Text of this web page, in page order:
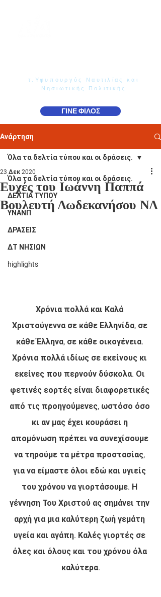
τ.Υφυπουργός Ναυτιλίας και
Νησιωτικής Πολιτικής
ΓΙΝΕ ΦΙΛΟΣ
Ανάρτηση
Όλα τα δελτία τύπου και οι δράσεις.
ΔΕΛΤΙΑ ΤΥΠΟΥ
ΥΝΑΝΠ
ΔΡΑΣΕΙΣ
ΔΤ ΝΗΣΙΩΝ
highlights
Όλα τα δελτία τύπου και οι δράσεις.
Ευχές του Ιωάννη Παππά
Βουλευτή Δωδεκανήσου ΝΔ
23 Δεκ 2020
Χρόνια πολλά και Καλά
Χριστούγεννα σε κάθε Ελληνίδα, σε
κάθε Έλληνα, σε κάθε οικογένεια.
Χρόνια πολλά ιδίως σε εκείνους κι
εκείνες που περνούν δύσκολα. Οι
φετινές εορτές είναι διαφορετικές
από τις προηγούμενες, ωστόσο όσο
κι αν μας έχει κουράσει η
απομόνωση πρέπει να συνεχίσουμε
να τηρούμε τα μέτρα προστασίας,
για να είμαστε όλοι εδώ και υγιείς
του χρόνου να γιορτάσουμε. Η
γέννηση Του Χριστού ας σημάνει την
αρχή για μια καλύτερη ζωή γεμάτη
υγεία και αγάπη. Καλές γιορτές σε
όλες και όλους και του χρόνου όλα
καλύτερα.